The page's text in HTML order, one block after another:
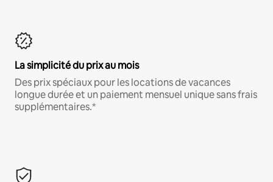
La simplicité du prix au mois
Des prix spéciaux pour les locations de vacances
longue durée et un paiement mensuel unique sans frais
supplémentaires.*